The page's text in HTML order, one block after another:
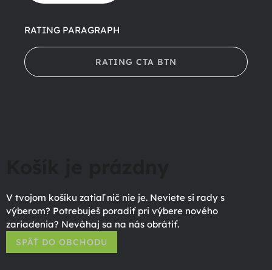
RATING PARAGRAPH
RATING CTA BTN
V tvojom košíku zatiaľ nič nie je. Neviete si rady s
výberom? Potrebuješ poradiť pri výbere nového
zariadenia? Neváhaj sa na nás obrátiť.
SPÄŤ DO OBCHODU